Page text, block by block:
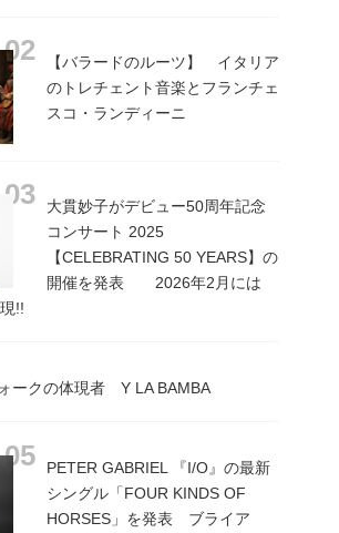
【バラードのルーツ】 イタリア
のトレチェント音楽とフランチェ
スコ・ランディーニ
大貫妙子がデビュー50周年記念
コンサート 2025
【CELEBRATING 50 YEARS】の
開催を発表 2026年2月には
!!
ークの体現者 Y LA BAMBA
PETER GABRIEL 『I/O』の最新
シングル「FOUR KINDS OF
HORSES」を発表 ブライア